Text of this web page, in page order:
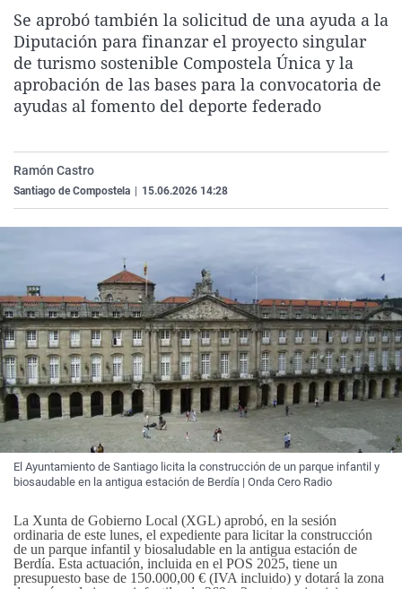
La rosa de los vientos
Gente viajera
Como el perro y el
Caso
Retornados
Equipo de
Operación Viuda
Extremadura
Galicia
La Rioja
Navarra
Virales
Televisión
Elecciones
Se aprobó también la solicitud de una ayuda a la
Diputación para finanzar el proyecto singular
de turismo sostenible Compostela Única y la
aprobación de las bases para la convocatoria de
ayudas al fomento del deporte federado
Ramón Castro
Santiago de Compostela 15.06.2026 14:28
El Ayuntamiento de Santiago licita la construcción de un parque infantil y
biosaudable en la antigua estación de Berdía | Onda Cero Radio
La Xunta de Gobierno Local (XGL) aprobó, en la sesión
ordinaria de este lunes, el expediente para licitar la construcción
de un parque infantil y biosaludable en la antigua estación de
Berdía. Esta actuación, incluida en el POS 2025, tiene un
presupuesto base de 150.000,00 € (IVA incluido) y dotará la zona